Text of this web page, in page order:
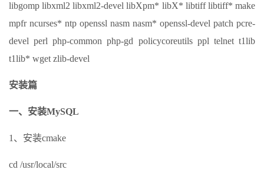
libgomp libxml2 libxml2-devel libXpm* libX* libtiff libtiff* make
mpfr ncurses* ntp openssl nasm nasm* openssl-devel patch pcre-
devel perl php-common php-gd policycoreutils ppl telnet t1lib
t1lib* wget zlib-devel
安装篇
一、安装MySQL
1、安装cmake
cd /usr/local/src